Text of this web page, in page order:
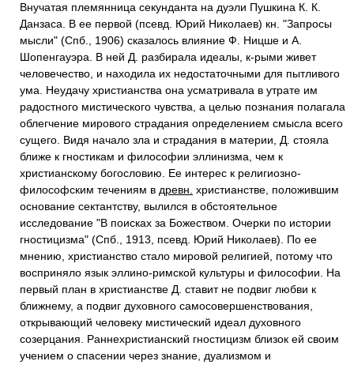
Внучатая племянница секунданта на дуэли Пушкина К. К.
Данзаса. В ее первой (псевд. Юрий Николаев) кн. "Запросы
мысли" (Спб., 1906) сказалось влияние Ф. Ницше и А.
Шопенгауэра. В ней Д. разбирала идеалы, к-рыми живет
человечество, и находила их недостаточными для пытливого
ума. Неудачу христианства она усматривала в утрате им
радостного мистического чувства, а целью познания полагала
облегчение мирового страдания определением смысла всего
сущего. Видя начало зла и страдания в материи, Д. стояла
ближе к гностикам и философии эллинизма, чем к
христианскому богословию. Ее интерес к религиозно-
философским течениям в древн. христианстве, положившим
основание сектантству, вылился в обстоятельное
исследование "В поисках за Божеством. Очерки по истории
гностицизма" (Спб., 1913, псевд. Юрий Николаев). По ее
мнению, христианство стало мировой религией, потому что
восприняло язык эллино-римской культуры и философии. На
первый план в христианстве Д. ставит не подвиг любви к
ближнему, а подвиг духовного самосовершенствования,
открывающий человеку мистический идеал духовного
созерцания. Раннехристианский гностицизм близок ей своим
учением о спасении через знание, дуализмом и